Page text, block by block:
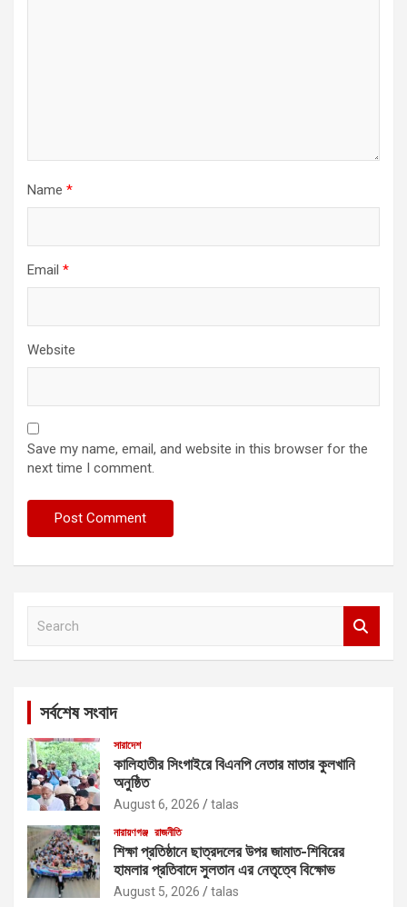
Name *
Email *
Website
Save my name, email, and website in this browser for the
next time I comment.
সর্বশেষ সংবাদ
সারাদেশ
কালিহাতীর সিংগাইরে বিএনপি নেতার মাতার কুলখানি
অনুষ্ঠিত
August 6, 2026 talas
নারায়ণগঞ্জ রাজনীতি
শিক্ষা প্রতিষ্ঠানে ছাত্রদলের উপর জামাত-শিবিরের
হামলার প্রতিবাদে সুলতান এর নেতৃত্বে বিক্ষোভ
August 5, 2026 talas